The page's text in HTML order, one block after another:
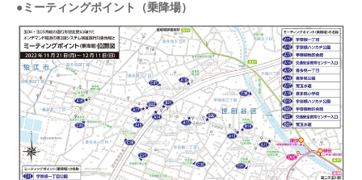
●ミーティングポイント（乗降場）